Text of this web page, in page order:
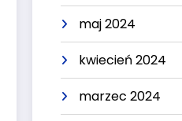
maj 2024
kwiecień 2024
marzec 2024